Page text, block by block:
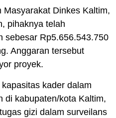
Dinkes Kaltim,
pihaknya telah
sebesar Rp5.656.543.750
Anggaran tersebut
proyek.
kader dalam
di kabupaten/kota Kaltim,
gizi dalam surveilans